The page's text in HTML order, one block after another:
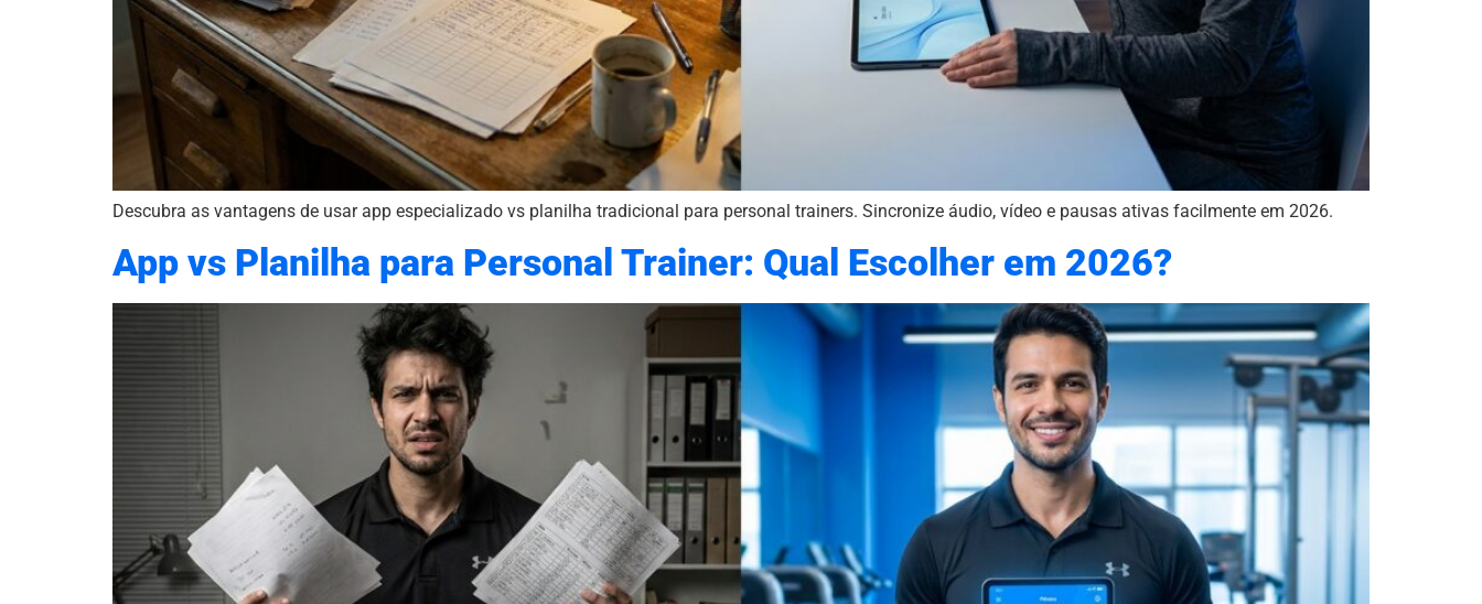
Descubra as vantagens de usar app especializado vs planilha tradicional para personal trainers. Sincronize áudio, vídeo e pausas ativas facilmente em 2026.
App vs Planilha para Personal Trainer: Qual Escolher em 2026?